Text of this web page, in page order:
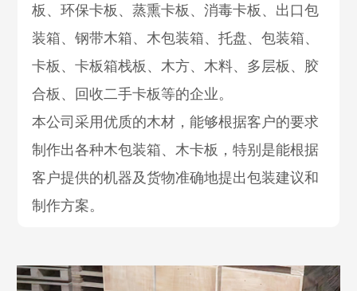
板、环保卡板、蒸熏卡板、消毒卡板、出口包
装箱、钢带木箱、木包装箱、托盘、包装箱、
卡板、卡板箱栈板、木方、木料、多层板、胶
合板、回收二手卡板等的企业。
本公司采用优质的木材，能够根据客户的要求
制作出各种木包装箱、木卡板，特别是能根据
客户提供的机器及货物准确地提出包装建议和
制作方案。